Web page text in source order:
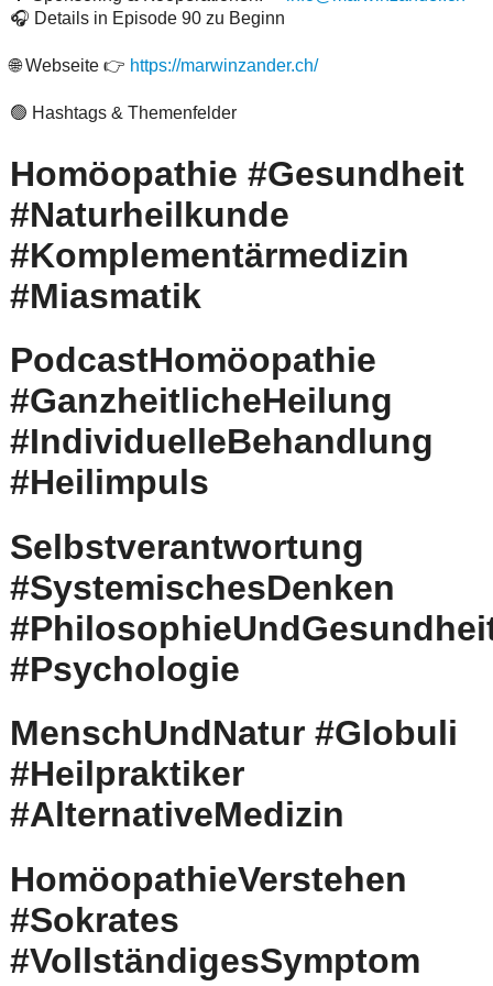
🎧 Details in Episode 90 zu Beginn
🌐 Webseite 👉 https://marwinzander.ch/
🟢 Hashtags & Themenfelder
Homöopathie #Gesundheit
#Naturheilkunde
#Komplementärmedizin
#Miasmatik
PodcastHomöopathie
#GanzheitlicheHeilung
#IndividuelleBehandlung
#Heilimpuls
Selbstverantwortung
#SystemischesDenken
#Psychologie
MenschUndNatur #Globuli
#Heilpraktiker
#AlternativeMedizin
HomöopathieVerstehen
#Sokrates
#VollständigesSymptom